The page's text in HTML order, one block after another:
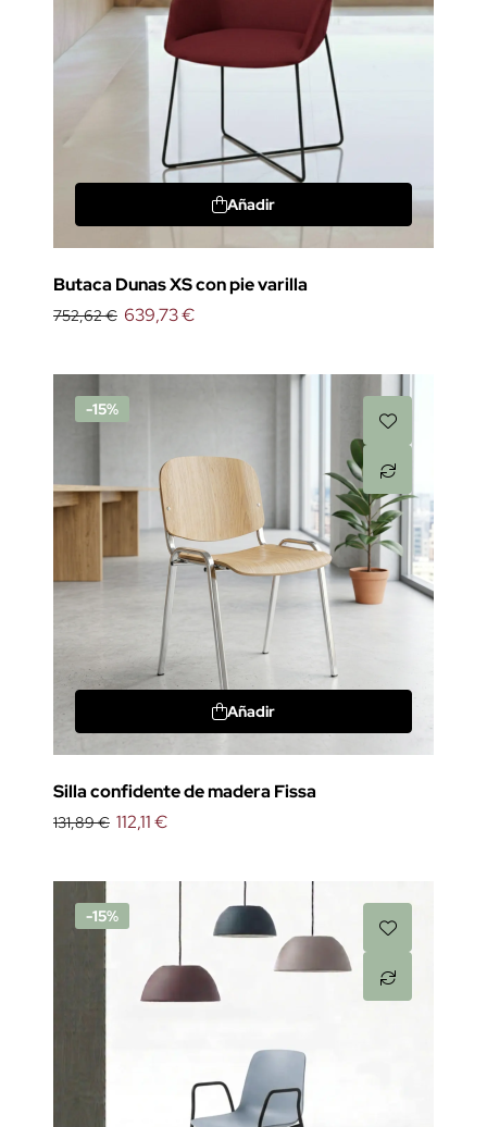
Añadir
Butaca Dunas XS con pie varilla
752,62 € 639,73 €
-15%
Añadir
Silla confidente de madera Fissa
131,89 € 112,11 €
-15%